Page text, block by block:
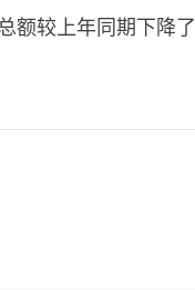
额较上年同期下降了